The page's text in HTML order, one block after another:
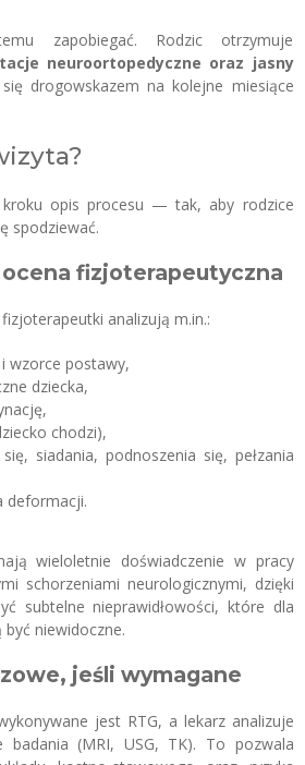
zapobiegać. Rodzic otrzymuje
neuroortopedyczne oraz jasny
drogowskazem na kolejne miesiące
kroku opis procesu — tak, aby rodzice
spodziewać.
ocena fizjoterapeutyczna
analizują m.in.:
wzorce postawy,
dziecka,
chodzi),
siadania, podnoszenia się, pełzania
deformacji.
wieloletnie doświadczenie w pracy
schorzeniami neurologicznymi, dzięki
subtelne nieprawidłowości, które dla
niewidoczne.
jeśli wymagane
jest RTG, a lekarz analizuje
badania (MRI, USG, TK). To pozwala